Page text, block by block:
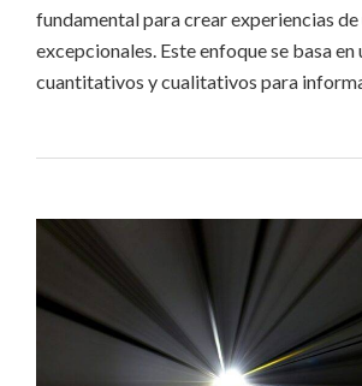
fundamental para crear experiencias de
excepcionales. Este enfoque se basa
cuantitativos y cualitativos para